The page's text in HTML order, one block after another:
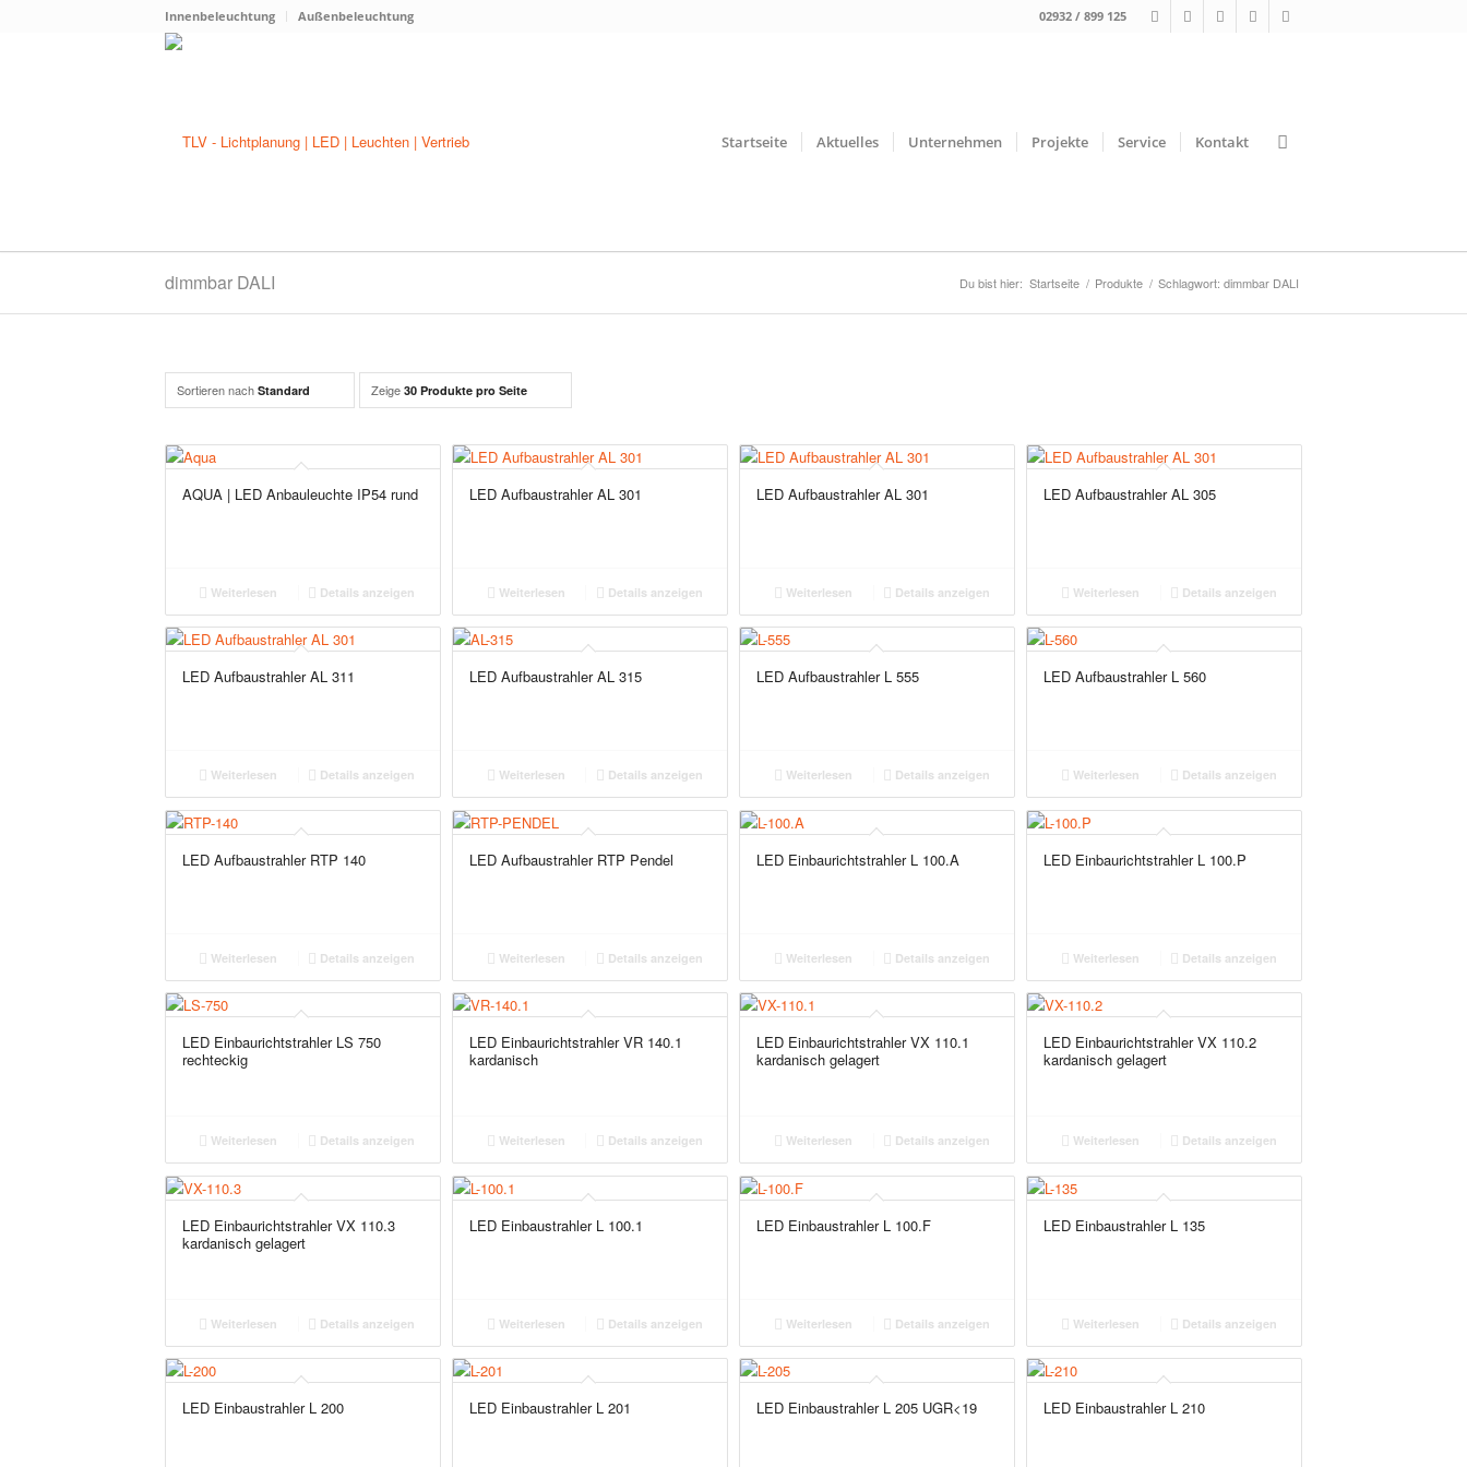
Innenbeleuchtung Außenbeleuchtung 02932 / 899 125
Startseite Aktuelles Unternehmen Projekte Service Kontakt
dimmbar DALI Du bist hier: Startseite / Produkte / Schlagwort: dimmbar DALI
Sortieren nach Standard Zeige 30 Produkte pro Seite
AQUA | LED Anbauleuchte IP54 rund
Weiterlesen Details anzeigen
LED Aufbaustrahler AL 301
Weiterlesen Details anzeigen
LED Aufbaustrahler AL 301
Weiterlesen Details anzeigen
LED Aufbaustrahler AL 305
Weiterlesen Details anzeigen
LED Aufbaustrahler AL 311
Weiterlesen Details anzeigen
LED Aufbaustrahler AL 315
Weiterlesen Details anzeigen
LED Aufbaustrahler L 555
Weiterlesen Details anzeigen
LED Aufbaustrahler L 560
Weiterlesen Details anzeigen
LED Aufbaustrahler RTP 140
Weiterlesen Details anzeigen
LED Aufbaustrahler RTP Pendel
Weiterlesen Details anzeigen
LED Einbaurichtstrahler L 100.A
Weiterlesen Details anzeigen
LED Einbaurichtstrahler L 100.P
Weiterlesen Details anzeigen
LED Einbaurichtstrahler LS 750
rechteckig
Weiterlesen Details anzeigen
LED Einbaurichtstrahler VR 140.1
kardanisch
Weiterlesen Details anzeigen
LED Einbaurichtstrahler VX 110.1
kardanisch gelagert
Weiterlesen Details anzeigen
LED Einbaurichtstrahler VX 110.2
kardanisch gelagert
Weiterlesen Details anzeigen
LED Einbaurichtstrahler VX 110.3
kardanisch gelagert
Weiterlesen Details anzeigen
LED Einbaustrahler L 100.1
Weiterlesen Details anzeigen
LED Einbaustrahler L 100.F
Weiterlesen Details anzeigen
LED Einbaustrahler L 135
Weiterlesen Details anzeigen
LED Einbaustrahler L 200 LED Einbaustrahler L 201 LED Einbaustrahler L 205 UGR<19 LED Einbaustrahler L 210